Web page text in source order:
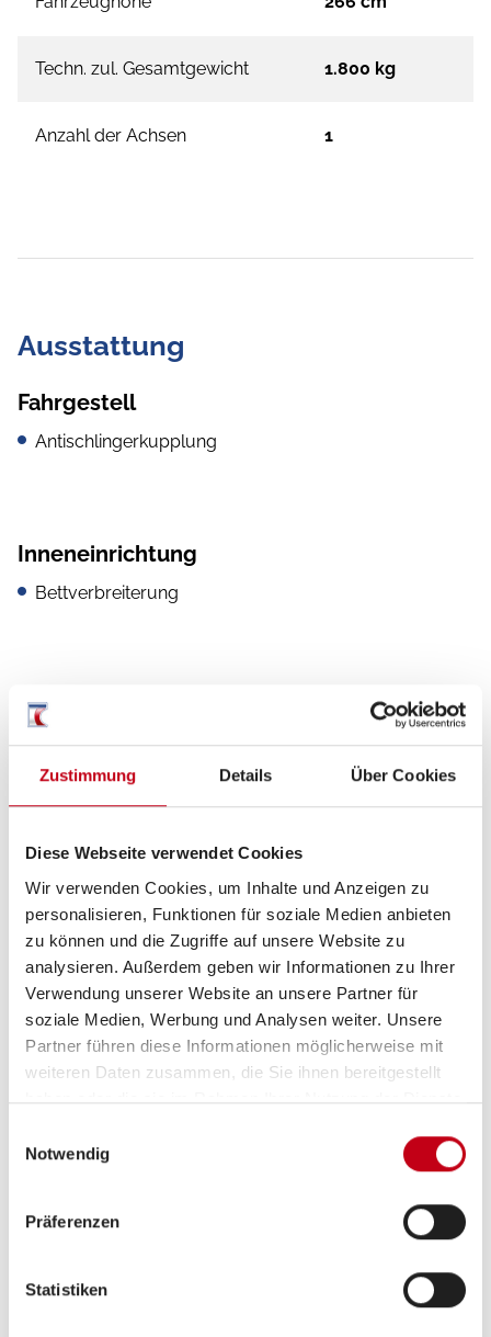
Zustimmung Details Über Cookies
Diese Webseite verwendet Cookies
Wir verwenden Cookies, um Inhalte und Anzeigen zu
personalisieren, Funktionen für soziale Medien anbieten
zu können und die Zugriffe auf unsere Website zu
analysieren. Außerdem geben wir Informationen zu Ihrer
Verwendung unserer Website an unsere Partner für
soziale Medien, Werbung und Analysen weiter. Unsere
Partner führen diese Informationen möglicherweise mit
weiteren Daten zusammen, die Sie ihnen bereitgestellt
haben oder die sie im Rahmen Ihrer Nutzung der Dienste
Notwendig
Präferenzen
Statistiken
Techn. zul. Gesamtgewicht 1.800 kg
Anzahl der Achsen 1
Ausstattung
Fahrgestell
Antischlingerkupplung
Inneneinrichtung
Bettverbreiterung
Küche
Kompressor-Kühlschrank
3-Flammkocher
Grundrissbeschreibung